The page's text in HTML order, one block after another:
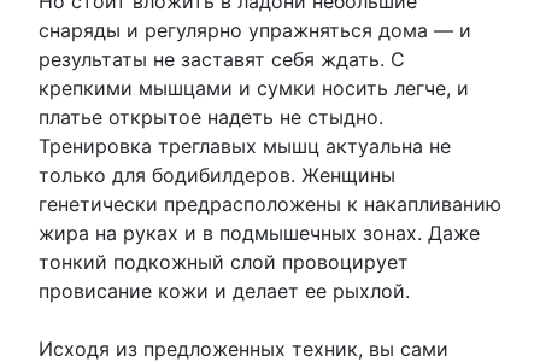
снаряды и регулярно упражняться дома — и
результаты не заставят себя ждать. С
крепкими мышцами и сумки носить легче, и
платье открытое надеть не стыдно.
Тренировка треглавых мышц актуальна не
только для бодибилдеров. Женщины
генетически предрасположены к накапливанию
жира на руках и в подмышечных зонах. Даже
тонкий подкожный слой провоцирует
провисание кожи и делает ее рыхлой.
Исходя из предложенных техник, вы сами